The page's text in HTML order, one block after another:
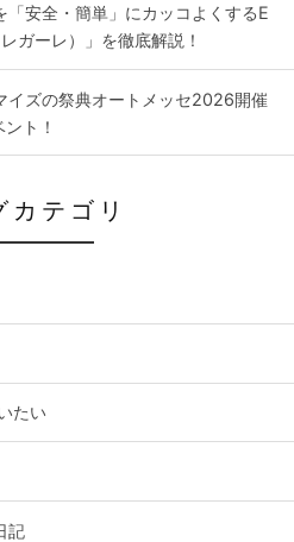
安全・簡単」にカッコよくするE
ガーレ）」を徹底解説！
イズの祭典オートメッセ2026開催
ト！
カテゴリ
たい
記